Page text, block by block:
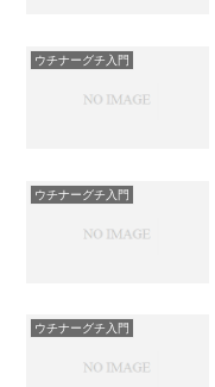
ウチナーグチ入門
ウチナーグチ入門
ウチナーグチ入門